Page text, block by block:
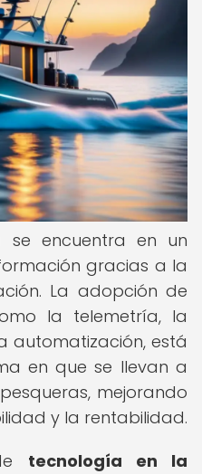
se encuentra en un
gracias a la
La adopción de
la telemetría, la
automatización, está
en que se llevan a
mejorando
y la rentabilidad.
tecnología en la